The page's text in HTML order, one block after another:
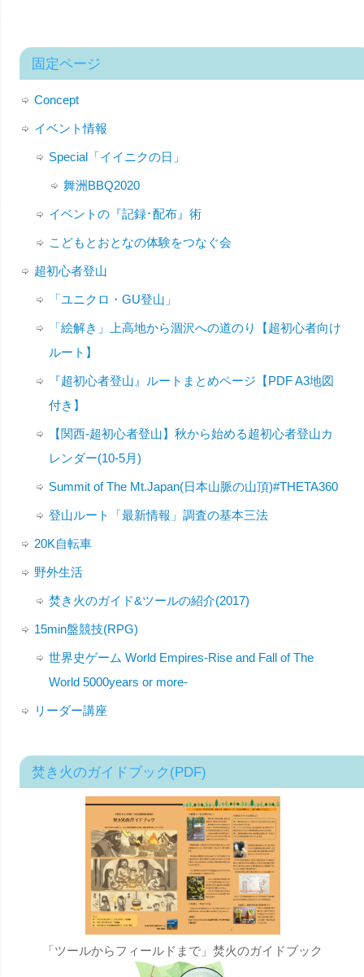
固定ページ
Concept
イベント情報
Special「イイニクの日」
舞洲BBQ2020
イベントの『記録･配布』術
こどもとおとなの体験をつなぐ会
超初心者登山
「ユニクロ・GU登山」
「絵解き」上高地から涸沢への道のり【超初心者向け
ルート】
『超初心者登山』ルートまとめページ【PDF A3地図
付き】
【関西-超初心者登山】秋から始める超初心者登山カ
レンダー(10-5月)
Summit of The Mt.Japan(日本山脈の山頂)#THETA360
登山ルート「最新情報」調査の基本三法
20K自転車
野外生活
焚き火のガイド&ツールの紹介(2017)
15min盤競技(RPG)
世界史ゲーム World Empires-Rise and Fall of The
World 5000years or more-
リーダー講座
焚き火のガイドブック(PDF)
「ツールからフィールドまで」焚火のガイドブック